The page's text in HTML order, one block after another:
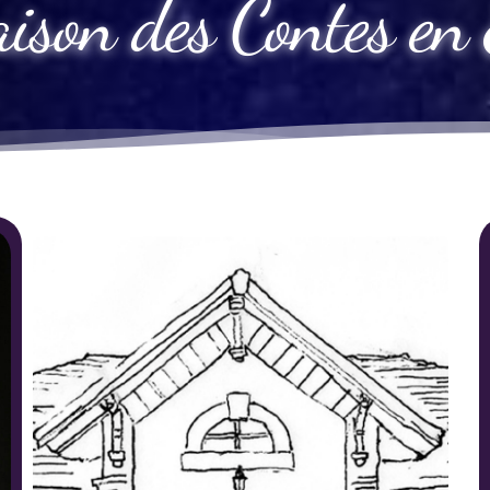
des Contes en